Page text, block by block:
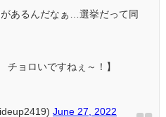
あるんだなぁ…選挙だって同
ョロいですねぇ～！】
June 27, 2022